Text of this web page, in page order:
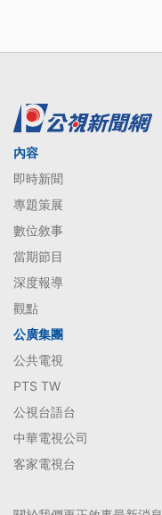
內容
即時新聞
專題策展
數位敘事
當期節目
深度報導
觀點
公廣集團
公共電視
PTS TW
公視台語台
中華電視公司
客家電視台